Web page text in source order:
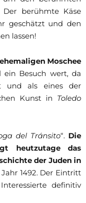
Der berühmte Käse
geschätzt und den
lassen!
Moschee
Besuch wert, da
und als eines der
Kunst in Toledo
del Tránsito“. Die
heutzutage das
der Juden in
1492. Der Eintritt
definitiv